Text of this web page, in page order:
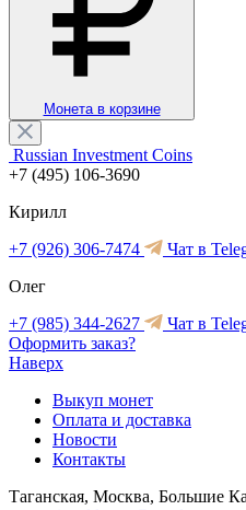
Монета в корзине
Russian Investment Coins
+7 (495) 106-3690
Кирилл
+7 (926) 306-7474
Чат в
Олег
+7 (985) 344-2627
Чат в
Оформить заказ?
Наверх
Выкуп монет
Оплата и доставка
Новости
Контакты
Таганская, Москва, Большие